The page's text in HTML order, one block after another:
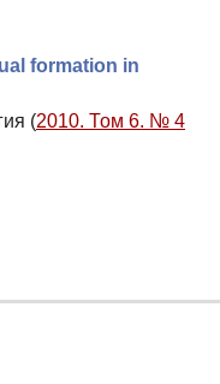
formation in
(2010. Том 6. № 4